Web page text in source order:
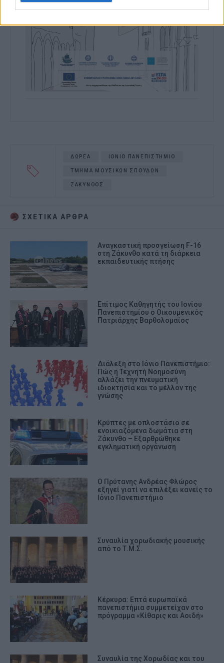
ΔΩΡΕΑ ΙΟΝΙΟ ΠΑΝΕΠΙΣΤΗΜΙΟ
ΤΜΗΜΑ ΜΟΥΣΙΚΩΝ ΣΠΟΥΔΩΝ
ΖΑΚΥΝΘΟΣ
ΣΧΕΤΙΚA AΡΘΡΑ
Αναγκαστική προσγείωση F-16
στη Ζάκυνθο κατά τη διάρκεια
εκπαιδευτικής πτήσης
Επίτιμος Καθηγητής του Ιονίου
Πανεπιστημίου ο Οικουμενικός
Πατριάρχης Βαρθολομαίος
Διάλεξη στο Ιόνιο Πανεπιστήμιο:
Πώς η Τεχνητή Νοημοσύνη
αλλάζει την πνευματική
ιδιοκτησία και το μέλλον της
γνώσης
Κρύπτες με οπλοστάσιο σε
ενοικιαζόμενα δωμάτια στη
Ζάκυνθο – Εξαρθρώθηκε
εγκληματική οργάνωση
Ο Πρύτανης Ανδρέας Φλώρος
εξηγεί γιατί να επιλέξει κανείς το
Ιόνιο Πανεπιστήμιο
Συναυλία χορωδιακής μουσικής
από το Τ.Μ.Σ.
Κέρκυρα: Επτά ευρωπαϊκά
πανεπιστήμια συμμετείχαν στο
πρόγραμμα «Κίθαρις και Αοιδή»
Συναυλία της Χορωδίας και του